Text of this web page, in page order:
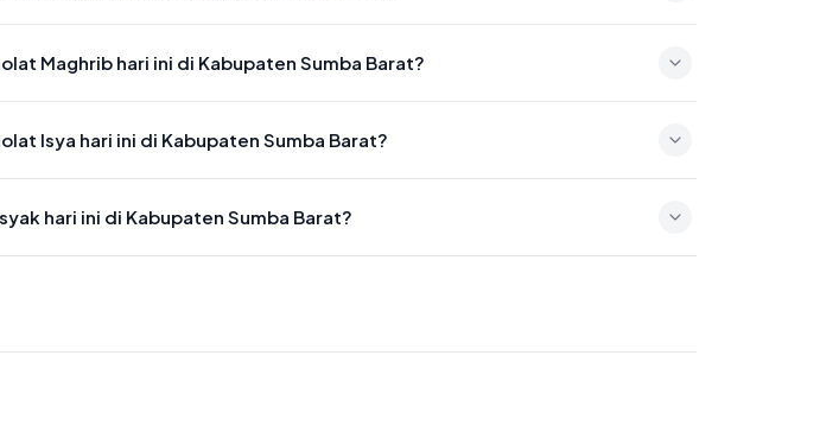
Maghrib hari ini di Kabupaten Sumba Barat?
Isya hari ini di Kabupaten Sumba Barat?
hari ini di Kabupaten Sumba Barat?